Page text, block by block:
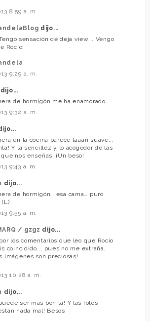
8:59 a. m.
dijo...
sensación de deja view... Vengo
Rocío!
9:29 a. m.
dijo...
de hormigón me ha enamorado.
9:32 a. m.
en la cocina parece taaan suave...
Y la sencillez y lo acogedor de las
nos enseñas. ¡Un beso!
9:43 a. m.
dijo...
de hormigón… esa cama… puro
(L)
9:55 a. m.
/ gzgz dijo...
los comentarios que leo que Rocío
coincidido... pues no me extraña,
imágenes son preciosas!
10:28 a. m.
dijo...
ser más bonita! Y las fotos
nada mal! Besos